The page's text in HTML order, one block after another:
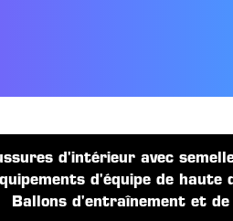
d'intérieur avec
d'équipe de haute
Ballons d'entraînement et